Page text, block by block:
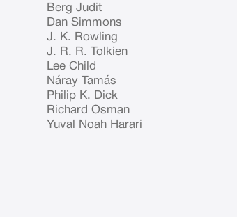
Berg Judit
Dan Simmons
J. K. Rowling
J. R. R. Tolkien
Lee Child
Náray Tamás
Philip K. Dick
Richard Osman
Yuval Noah Harari